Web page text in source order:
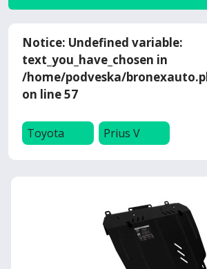
Notice: Undefined variable:
text_you_have_chosen in
/home/podveska/
on line57
Toyota Prius V